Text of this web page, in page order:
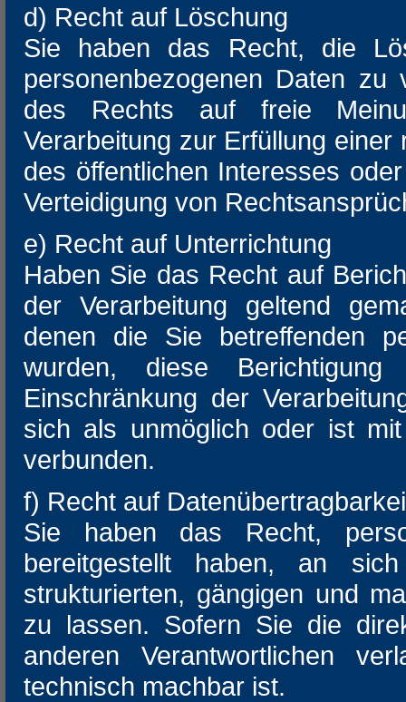
d) Recht auf Löschung
Sie haben das Recht, die
personenbezogenen Daten
des Rechts auf freie
Verarbeitung zur Erfüllung
des öffentlichen Interesses
Verteidigung von
e) Recht auf Unterrichtung
Haben Sie das Recht auf
der Verarbeitung geltend
denen die Sie betreffenden
wurden, diese
Einschränkung der
sich als unmöglich oder ist
verbunden.
f) Recht auf
Sie haben das Recht,
bereitgestellt haben, an
strukturierten, gängigen und
zu lassen. Sofern Sie die
anderen Verantwortlichen
technisch machbar ist.